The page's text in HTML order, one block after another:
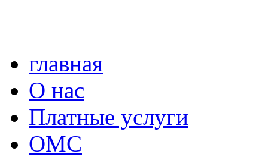
главная
О нас
Платные услуги
ОМС